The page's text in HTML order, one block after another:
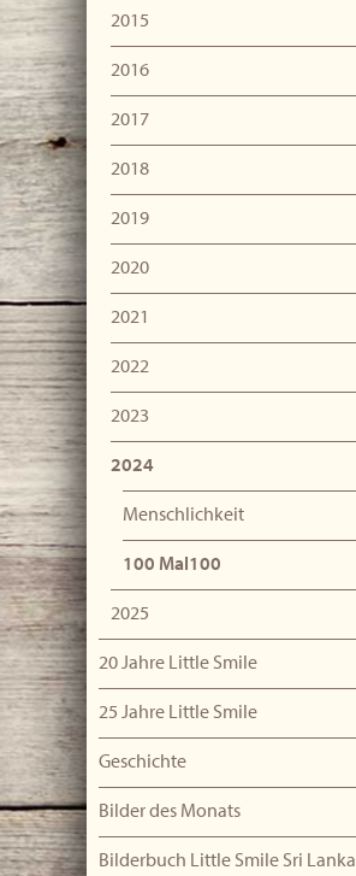
2015
2016
2017
2018
2019
2020
2021
2022
2023
2024
Menschlichkeit
100 Mal100
2025
20 Jahre Little Smile
25 Jahre Little Smile
Geschichte
Bilder des Monats
Bilderbuch Little Smile Sri Lanka